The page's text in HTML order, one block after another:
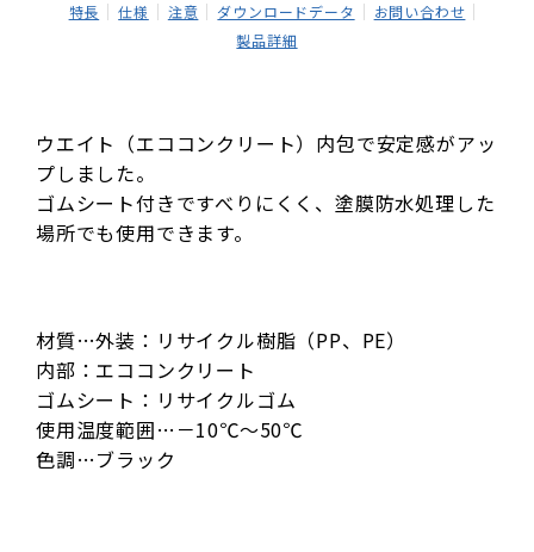
特長 仕様 注意 ダウンロードデータ
お問い合わせ
製品詳細
ウエイト（エココンクリート）内包で安定感がアッ
プしました。
ゴムシート付きですべりにくく、塗膜防水処理した
場所でも使用できます。
材質…外装：リサイクル樹脂（PP、PE）
内部：エココンクリート
ゴムシート：リサイクルゴム
使用温度範囲…－10℃～50℃
色調…ブラック